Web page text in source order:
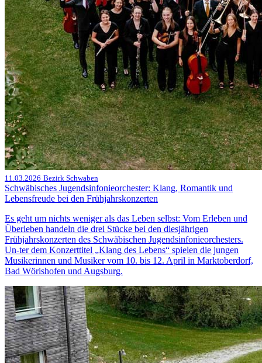
11.03.2026 Bezirk Schwaben
Schwäbisches Jugendsinfonieorchester: Klang, Romantik und
Lebensfreude bei den Frühjahrskonzerten
Es geht um nichts weniger als das Leben selbst: Vom Erleben und
Überleben handeln die drei Stücke bei den diesjährigen
Frühjahrskonzerten des Schwäbischen Jugendsinfonieorchesters.
Un-ter dem Konzerttitel „Klang des Lebens“ spielen die jungen
Musikerinnen und Musiker vom 10. bis 12. April in Marktoberdorf,
Bad Wörishofen und Augsburg.